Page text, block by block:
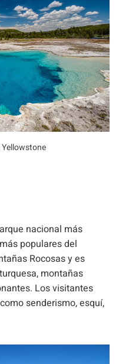
nacional más
populares del
Rocosas y es
montañas
Los visitantes
senderismo, esquí,